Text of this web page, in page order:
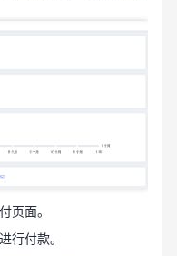
页面。
行付款。